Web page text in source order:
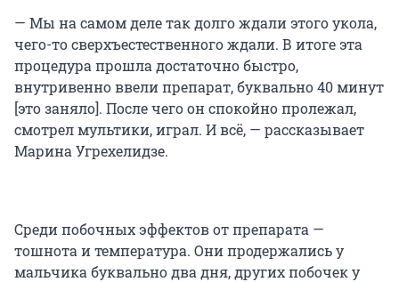
— Мы на самом деле так долго ждали этого укола,
чего-то сверхъестественного ждали. В итоге эта
процедура прошла достаточно быстро,
внутривенно ввели препарат, буквально 40 минут
[это заняло]. После чего он спокойно пролежал,
смотрел мультики, играл. И всё, — рассказывает
Марина Угрехелидзе.
Среди побочных эффектов от препарата —
тошнота и температура. Они продержались у
мальчика буквально два дня, других побочек у